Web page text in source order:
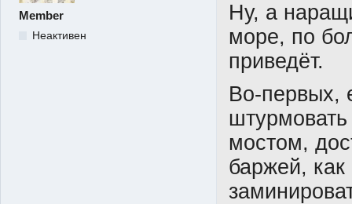
Member
Неактивен
Ну, а
море, по
приведёт.
Во-первых,
мостом,
баржей,